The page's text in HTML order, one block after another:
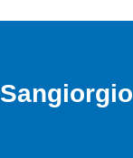
Sangiorgio